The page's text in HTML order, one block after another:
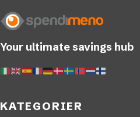
Your ultimate savings hub
KATEGORIER